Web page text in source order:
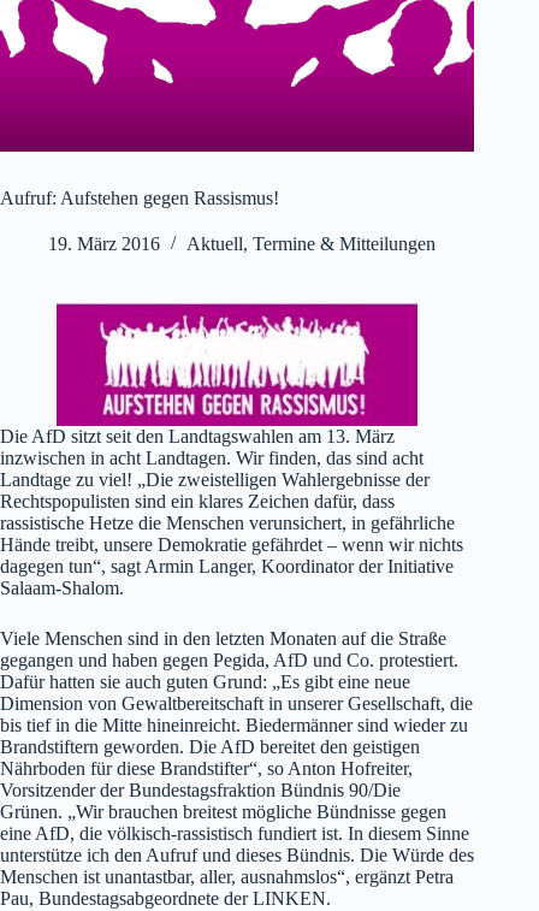
Aufruf: Aufstehen gegen Rassismus!
19. März 2016 Aktuell, Termine & Mitteilungen
Die AfD sitzt seit den Landtagswahlen am 13. März
inzwischen in acht Landtagen. Wir finden, das sind acht
Landtage zu viel! „Die zweistelligen Wahlergebnisse der
Rechtspopulisten sind ein klares Zeichen dafür, dass
rassistische Hetze die Menschen verunsichert, in gefährliche
Hände treibt, unsere Demokratie gefährdet – wenn wir nichts
dagegen tun“, sagt Armin Langer, Koordinator der Initiative
Salaam-Shalom.
Viele Menschen sind in den letzten Monaten auf die Straße
gegangen und haben gegen Pegida, AfD und Co. protestiert.
Dafür hatten sie auch guten Grund: „Es gibt eine neue
Dimension von Gewaltbereitschaft in unserer Gesellschaft, die
bis tief in die Mitte hineinreicht. Biedermänner sind wieder zu
Brandstiftern geworden. Die AfD bereitet den geistigen
Nährboden für diese Brandstifter“, so Anton Hofreiter,
Vorsitzender der Bundestagsfraktion Bündnis 90/Die
Grünen. „Wir brauchen breitest mögliche Bündnisse gegen
eine AfD, die völkisch-rassistisch fundiert ist. In diesem Sinne
unterstütze ich den Aufruf und dieses Bündnis. Die Würde des
Menschen ist unantastbar, aller, ausnahmslos“, ergänzt Petra
Pau, Bundestagsabgeordnete der LINKEN.